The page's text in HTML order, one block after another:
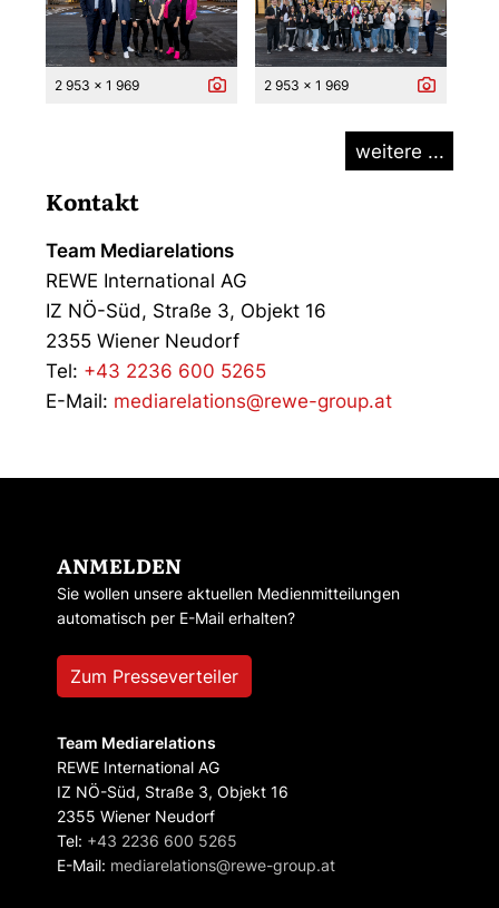
2 953 x 1 969 2 953 x 1 969
weitere ...
Kontakt
Team Mediarelations
REWE International AG
IZ NÖ-Süd, Straße 3, Objekt 16
2355 Wiener Neudorf
Tel: +43 2236 600 5265
E-Mail: mediarelations@rewe-group.at
ANMELDEN
Sie wollen unsere aktuellen Medienmitteilungen
automatisch per E-Mail erhalten?
Zum Presseverteiler
Team Mediarelations
REWE International AG
IZ NÖ-Süd, Straße 3, Objekt 16
2355 Wiener Neudorf
Tel: +43 2236 600 5265
E-Mail: mediarelations@rewe-group.at